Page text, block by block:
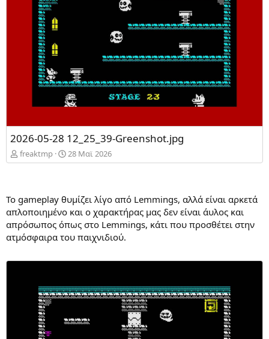
2026-05-28 12_25_39-Greenshot.jpg
freaktmp 28 Mαϊ 2026
Το gameplay θυμίζει λίγο από Lemmings, αλλά είναι αρκετά
απλοποιημένο και ο χαρακτήρας μας δεν είναι άυλος και
απρόσωπος όπως στο Lemmings, κάτι που προσθέτει στην
ατμόσφαιρα του παιχνιδιού.